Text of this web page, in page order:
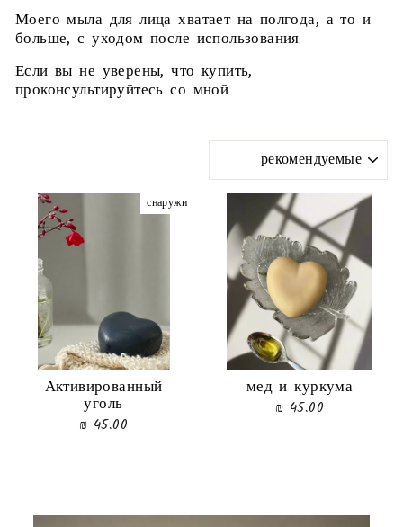
Моего мыла для лица хватает на полгода, а то и
больше, с уходом после использования
Если вы не уверены, что купить,
проконсультируйтесь со мной
СОРТИРОВАТЬ
ПО
мед и куркума
45.00 ₪
снаружи
Активированный
уголь
45.00 ₪